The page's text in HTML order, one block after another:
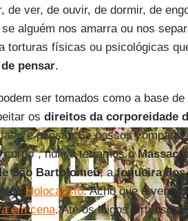
de ver, de ouvir, de dormir, de
alguém nos amarra ou nos
torturas físicas ou psicológicas
pensar.
ser tomados como a base de
os direitos da corporeidade
e pensar. Se nossos
corpo", nunca teríamos o
São Bartolomeu, afogueira dos
oHolocausto. Acho que a
em cena. Até os leigos virtuosos